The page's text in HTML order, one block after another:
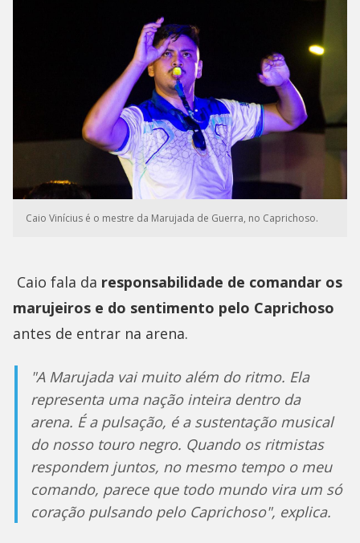
Caio Vinícius é o mestre da Marujada de Guerra, no Caprichoso.
Caio fala da responsabilidade de comandar os
marujeiros e do sentimento pelo Caprichoso
antes de entrar na arena.
"A Marujada vai muito além do ritmo. Ela
representa uma nação inteira dentro da
arena. É a pulsação, é a sustentação musical
do nosso touro negro. Quando os ritmistas
respondem juntos, no mesmo tempo o meu
comando, parece que todo mundo vira um só
coração pulsando pelo Caprichoso", explica.